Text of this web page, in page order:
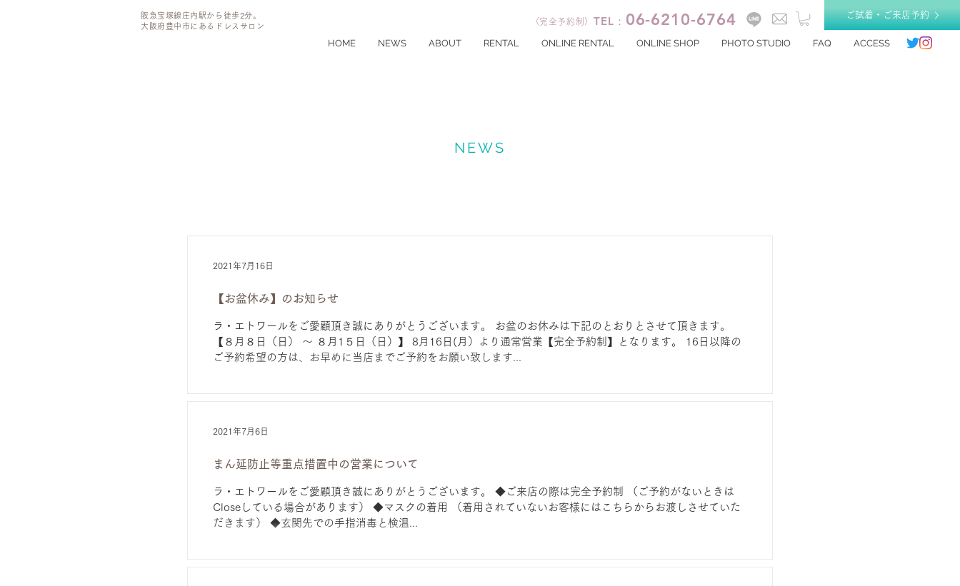
阪急宝塚線庄内駅から徒歩2分。
大阪府豊中市にあるドレスサロン
〈完全予約制〉 TEL： 06-6210-6764
HOME NEWS ABOUT RENTAL ONLINE RENTAL ONLINE SHOP PHOTO STUDIO FAQ ACCESS
ご試着・ご来店予約
NEWS
【お盆休み】のお知らせ
ラ・エトワールをご愛顧頂き誠にありがとうございます。 お盆のお休みは下記のとおりとさせて頂きます。
【８月８日（日） ～ ８月1５日（日）】 8月16日(月）より通常営業【完全予約制】となります。 16日以降の
ご予約希望の方は、お早めに当店までご予約をお願い致します...
2021年7月16日
まん延防止等重点措置中の営業について
ラ・エトワールをご愛顧頂き誠にありがとうございます。 ◆ご来店の際は完全予約制 （ご予約がないときは
Closeしている場合があります） ◆マスクの着用 （着用されていないお客様にはこちらからお渡しさせていた
だきます） ◆玄関先での手指消毒と検温...
2021年7月6日